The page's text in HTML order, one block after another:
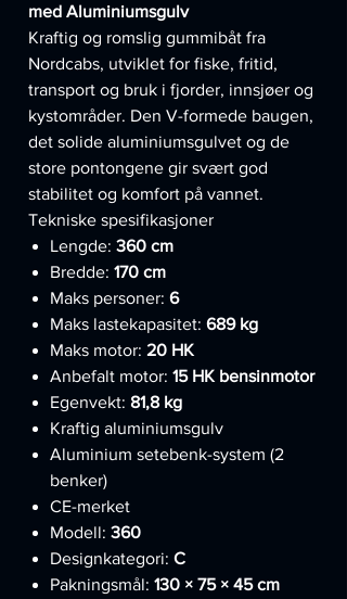
med Aluminiumsgulv
Kraftig og romslig gummibåt fra
Nordcabs, utviklet for fiske, fritid,
transport og bruk i fjorder, innsjøer og
kystområder. Den V-formede baugen,
det solide aluminiumsgulvet og de
store pontongene gir svært god
stabilitet og komfort på vannet.
Tekniske spesifikasjoner
Lengde: 360 cm
Bredde: 170 cm
Maks personer: 6
Maks lastekapasitet: 689 kg
Maks motor: 20 HK
Anbefalt motor: 15 HK bensinmotor
Egenvekt: 81,8 kg
Kraftig aluminiumsgulv
Aluminium setebenk-system (2
benker)
CE-merket
Modell: 360
Designkategori: C
Pakningsmål: 130 × 75 × 45 cm